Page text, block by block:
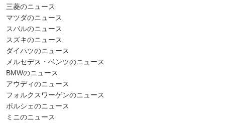
三菱のニュース
マツダのニュース
スバルのニュース
スズキのニュース
ダイハツのニュース
メルセデス・ベンツのニュース
BMWのニュース
アウディのニュース
フォルクスワーゲンのニュース
ポルシェのニュース
ミニのニュース